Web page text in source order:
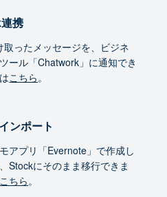
携
取ったメッセージを、ビジネ
ール「Chatwork」に通知でき
こちら。
ンポート
アプリ「Evernote」で作成し
Stockにそのまま移行できま
こちら。